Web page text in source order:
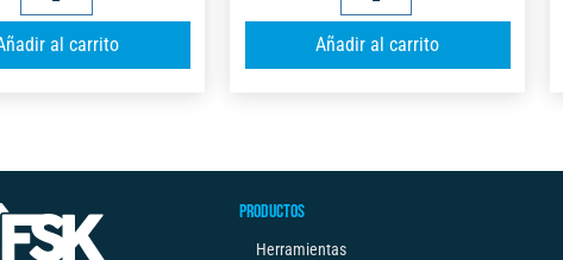
al carrito
A
SERIE
C/FRENOX2
32MM
cantidad
Añadir al carrito
A
PRODUCTOS
Herramientas